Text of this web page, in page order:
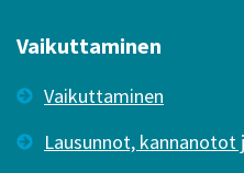
Vaikuttaminen
Vaikuttaminen
Lausunnot,